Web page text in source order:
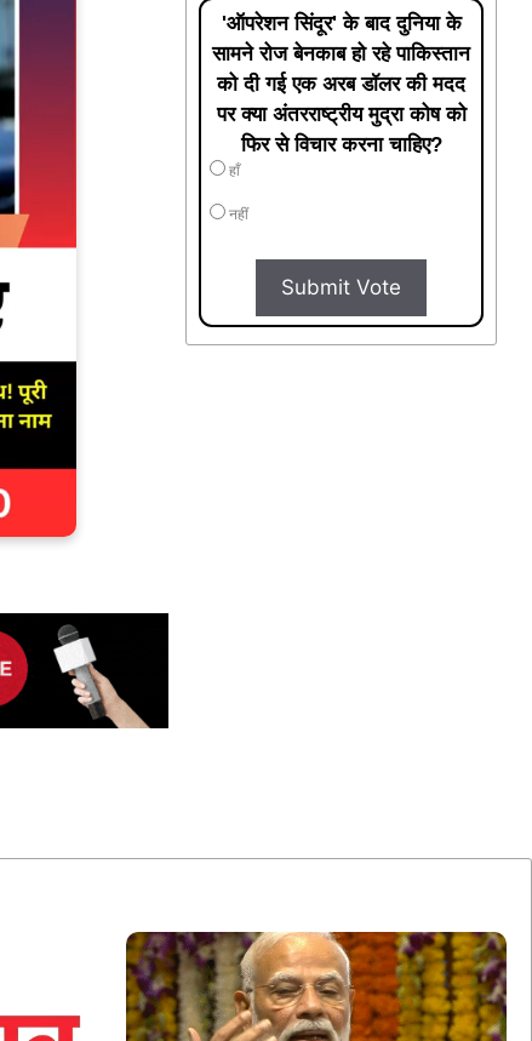
'ऑपरेशन सिंदूर' के बाद दुनिया के
सामने रोज बेनकाब हो रहे पाकिस्तान
को दी गई एक अरब डॉलर की मदद
पर क्या अंतरराष्ट्रीय मुद्रा कोष को
फिर से विचार करना चाहिए?
हाँ
नहीं
Submit Vote